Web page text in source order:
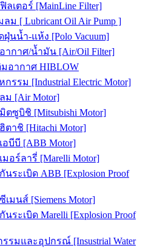
ลเตอร์ [MainLine Filter]
ม [ Lubricant Oil Air Pump ]
ฝุ่นน้ำ-แห้ง [Polo Vacuum]
ากาศ/น้ำมัน [Air/Oil Filter]
มอากาศ HIBLOW
รรม [Industrial Electric Motor]
ม [Air Motor]
ตซูบิชิ [Mitsubishi Motor]
ตาชิ [Hitachi Motor]
อบีบี [ABB Motor]
มอร์ลารี่ [Marelli Motor]
นระเบิด ABB [Explosion Proof
เมนส์ [Siemens Motor]
นระเบิด Marelli [Explosion Proof
รมและอุปกรณ์ [Insustrial Water